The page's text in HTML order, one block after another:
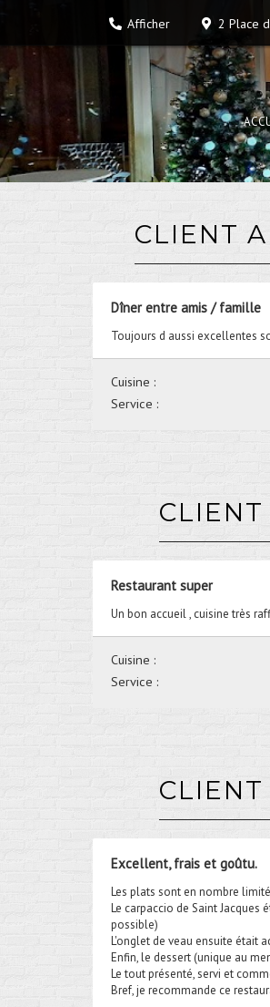
Afficher 2 Place
CLIENT A
Dîner entre amis / famille
Toujours d aussi excellentes
Cuisine :
Service :
CLIENT
Restaurant super
Un bon accueil , cuisine très
Cuisine :
Service :
CLIENT
Excellent, frais et goûtu.
Les plats sont en nombre
Le carpaccio de Saint
possible)
L'onglet de veau ensuite était
Enfin, le dessert (unique au
Le tout présenté, servi et
Bref, je recommande ce